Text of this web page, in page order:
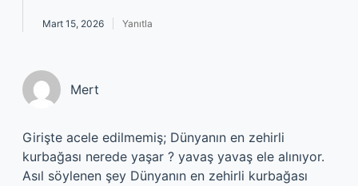
Mart 15, 2026 Yanıtla
Mert
Girişte acele edilmemiş; Dünyanın en zehirli
kurbağası nerede yaşar ? yavaş yavaş ele alınıyor.
Asıl söylenen şey Dünyanın en zehirli kurbağası